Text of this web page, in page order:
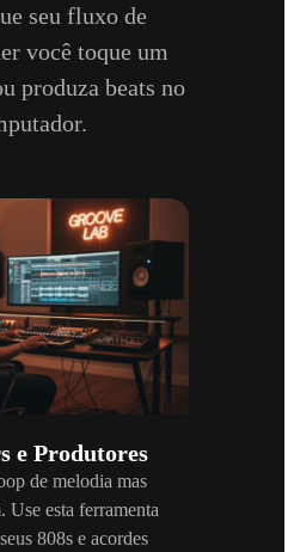
seu fluxo de
você toque um
produza beats no
e Produtores
de melodia mas
Use esta ferramenta
808s e acordes